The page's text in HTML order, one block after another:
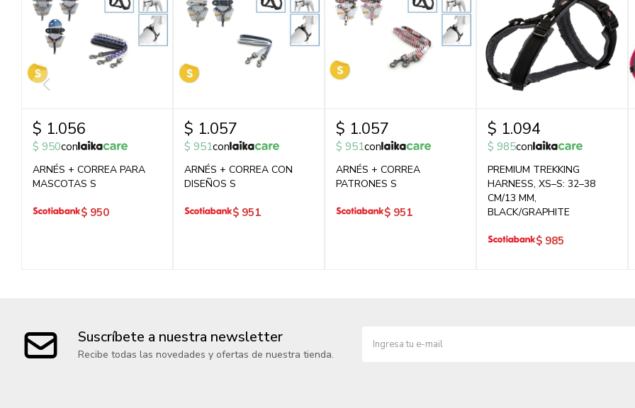
$ 1.056
$ 950con
ARNÉS + CORREA PARA
MASCOTAS S
$ 950
$ 1.057
$ 951con
ARNÉS + CORREA CON
DISEÑOS S
$ 951
$ 1.057
$ 951con
ARNÉS + CORREA
PATRONES S
$ 951
$ 1.094
$ 985con
PREMIUM TREKKING
HARNESS, XS–S: 32–38
CM/13 MM,
BLACK/GRAPHITE
$ 985
Suscríbete a nuestra newsletter
Recibe todas las novedades y ofertas de nuestra tienda.